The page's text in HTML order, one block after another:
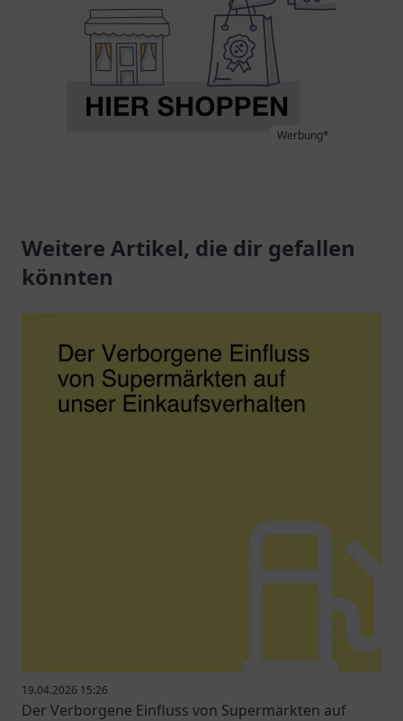
Werbung*
Weitere Artikel, die dir gefallen
könnten
19.04.2026 15:26
Der Verborgene Einfluss von Supermärkten auf